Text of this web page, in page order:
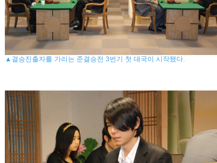
▲결승진출자를 가리는 준결승전 3번기 첫 대국이 시작됐다.